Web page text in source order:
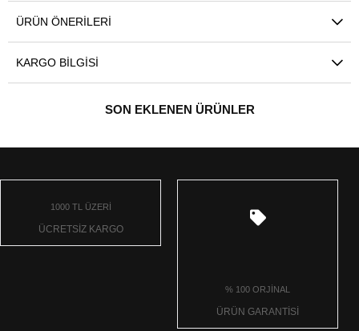
ÜRÜN ÖNERILERI
KARGO BILGISI
SON EKLENEN ÜRÜNLER
1000 TL ÜZERİ
ÜCRETSİZ KARGO
% 100 ORJİNAL
ÜRÜN GARANTİSİ